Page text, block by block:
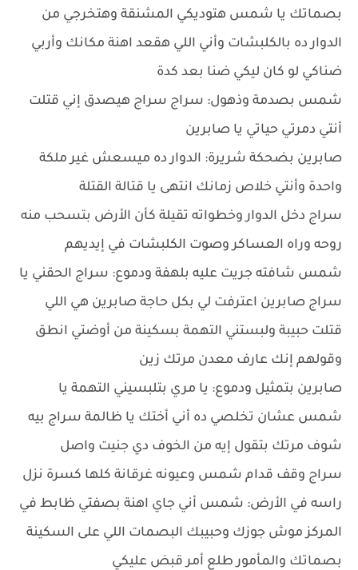
بصماتك يا شمس هتوديكي المشنقة وهتخرجي من
الدوار ده بالكلبشات وأني اللي هقعد اهنة مكانك وأربي
ضناكي لو كان ليكي ضنا بعد كدة
شمس بصدمة وذهول: سراج سراج هيصدق إني قتلت
أنتي دمرتي حياتي يا صابرين
صابرين بضحكة شريرة: الدوار ده ميسعش غير ملكة
واحدة وأنتي خلاص زمانك انتهى يا قتالة القتلة
سراج دخل الدوار وخطواته تقيلة كأن الأرض بتسحب منه
روحه وراه العساكر وصوت الكلبشات في إيديهم
شمس شافته جريت عليه بلهفة ودموع: سراج الحقني يا
سراج صابرين اعترفت لي بكل حاجة صابرين هي اللي
قتلت حبيبة ولبستني التهمة بسكينة من أوضتي انطق
وقولهم إنك عارف معدن مرتك زين
صابرين بتمثيل ودموع: يا مري بتلبسيني التهمة يا
شمس عشان تخلصي ده أني أختك يا ظالمة سراج بيه
شوف مرتك بتقول إيه من الخوف دي جنيت واصل
سراج وقف قدام شمس وعيونه غرقانة كلها كسرة نزل
راسه في الأرض: شمس أني جاي اهنة بصفتي ظابط في
المركز موش جوزك وحبيبك البصمات اللي على السكينة
بصماتك والمأمور طلع أمر قبض عليكي